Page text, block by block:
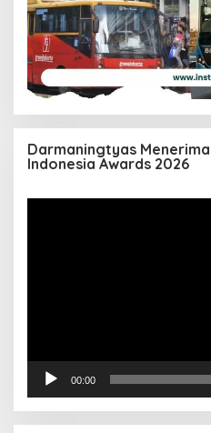
Darmaningtyas
Indonesia Awards 2026
00:00